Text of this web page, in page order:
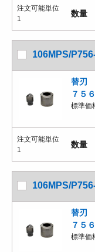
注文可能単位
1
数量
106MPS/
替刃
７５
標準価
注文可能単位
1
数量
106MPS/
替刃
７５
標準価